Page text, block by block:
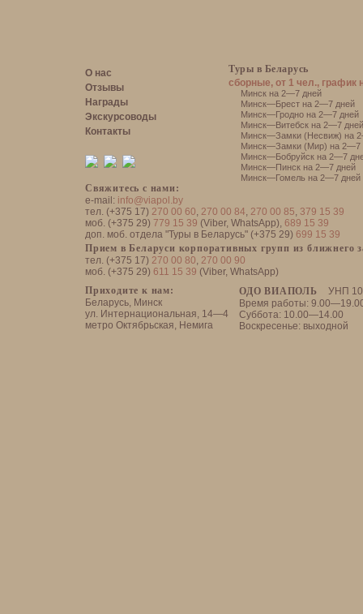
О нас
Отзывы
Награды
Экскурсоводы
Контакты
Свяжитесь с нами:
e-mail: info@viapol.by
тел. (+375 17) 270 00 60, 270 00 84, 270 00 85, 379 15 39
моб. (+375 29) 779 15 39 (Viber, WhatsApp), 689 15 39
доп. моб. отдела "Туры в Беларусь" (+375 29) 699 15 39
Прием в Беларуси корпоративных групп из ближнего
тел. (+375 17) 270 00 80, 270 00 90
моб. (+375 29) 611 15 39 (Viber, WhatsApp)
ОДО ВИАПОЛЬ
УНП
Время работы:
Суббота: 10.00—14.00
Воскресенье: выходной
Приходите к нам:
Беларусь, Минск
ул. Интернациональная, 14—4
метро Октябрьская, Немига
Туры в Беларусь
сборные, от 1 чел., график
Минск на 2—7 дней
Минск—Брест на 2—7 дней
Минск—Гродно на 2—7 дней
Минск—Витебск на 2—7 дней
Минск—Замки (Несвиж) на
Минск—Замки (Мир) на 2—7
Минск—Бобруйск на 2—7
Минск—Пинск на 2—7 дней
Минск—Гомель на 2—7 дней